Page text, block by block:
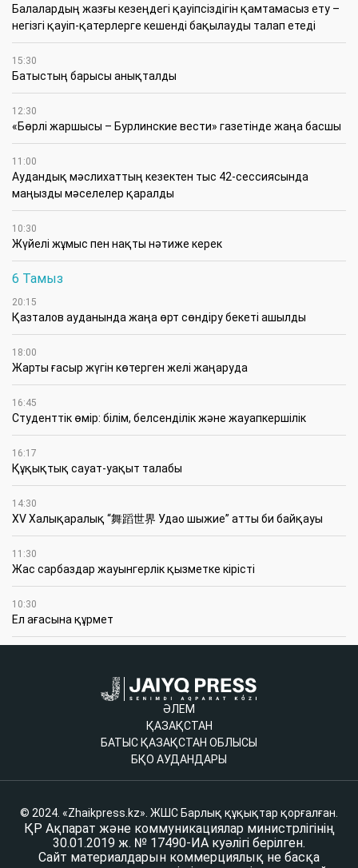
Балалардың жазғы кезеңдегі қауіпсіздігін қамтамасыз ету –
негізгі қауіп-қатерлерге кешенді бақылауды талап етеді
15:30
Батыстың барысы анықталды
12:30
«Бөрлі жаршысы – Бурлинские вести» газетінде жаңа басшы
11:00
Аудандық мәслихаттың кезектен тыс 42-сессиясында
маңызды мәселелер қаралды
10:30
Жүйелі жұмыс пен нақты нәтиже керек
6 Тамыз
20:15
Қазталов ауданында жаңа өрт сөндіру бекеті ашылды
18:00
Жарты ғасыр жүгін көтерген желі жаңаруда
16:45
Студенттік өмір: білім, белсенділік және жауапкершілік
16:17
Құқықтық сауат-уақыт талабы
14:30
XV Халықаралық “舞蹈世界 Удао шыжие” атты би байқауы
11:30
Жас сарбаздар жауынгерлік қызметке кірісті
10:30
Ел ағасына құрмет
ӘЛЕМ
ҚАЗАҚСТАН
БАТЫС ҚАЗАҚСТАН ОБЛЫСЫ
БҚО АУДАНДАРЫ
© 2024. «Zhaikpress.kz». ЖШС Барлық құқықтар қорғалған.
ҚР Ақпарат және коммуникациялар министрлігінің
30.01.2019 ж. № 17490-ИА куәлігі берілген.
Сайт материалдарын коммерциялық не басқа